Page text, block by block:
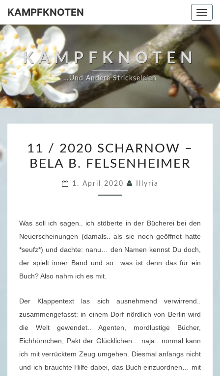
Skip
content
KAMPFKNOTEN
KAMPFKNOTEN
…und Andere Strickseleien
1
/
O
W
–
E
11 / 2020 SCHARNOW –
BELA B. FELSENHEIMER
1. April 2020 Illyria
Was soll ich sagen.. ich stöberte in der Bücherei bei den
Neuerscheinungen (damals.. als sie noch geöffnet hatte
*seufz*) und dachte: nanu… den Namen kennst Du doch,
der spielt inner Band und so.. was ist denn das für ein
Buch? Also nahm ich es mit.
Der Klappentext las sich ausnehmend verwirrend..
zusammengefasst: in einem Dorf nördlich von Berlin wird
die Welt gewendet.. Agenten, mordlustige Bücher,
Eichhörnchen, Pakt der Glücklichen… naja.. normal kann
ich mit verrücktem Zeug umgehen. Diesmal anfangs nicht
und ich brauchte Hilfe dabei, das Buch einzuordnen… mit